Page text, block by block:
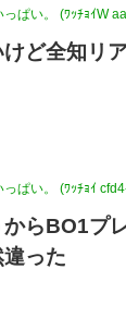
ぱい。 (ﾜｯﾁｮｲW
ど全知リ
ぱい。 (ﾜｯﾁｮｲ
らBO1プ
った